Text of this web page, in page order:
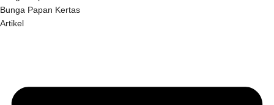
Bunga Papan Kertas
Artikel